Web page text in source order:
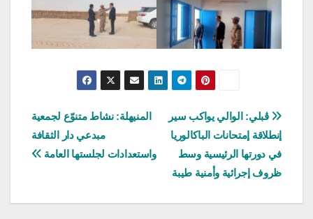
تصفّح
المقالات
المنيهلة: نشاط متنوّع لجمعية
مبدعي دار الثقافة
واستعدادات لجلستها العامة
ڨبلي: الوالي يواكب سير
إنطلاقة إمتحانات الباكالوريا
في دورتها الرئيسية وسط
ظروف إجرائية وأمنية طيبة